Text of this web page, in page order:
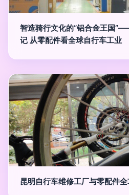
智造骑行文化的“铝合金王国
记 从零配件看全球自行车工业
昆明自行车维修工厂与零配件